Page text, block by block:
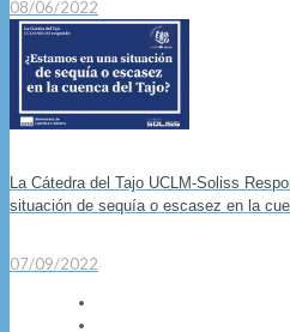
08/06/2022
La Cátedra del Tajo UCLM-Soliss
situación de sequía o escasez en la
07/09/2022